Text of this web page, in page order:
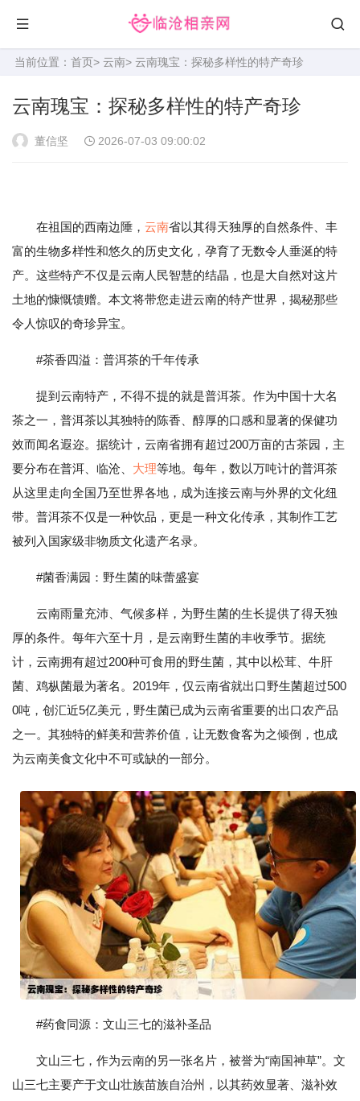
当前位置： 首页> 云南> 云南瑰宝：探秘多样性的特产奇珍
云南瑰宝：探秘多样性的特产奇珍
董信坚 2026-07-03 09:00:02
在祖国的西南边陲， 云南省以其得天独厚的自然条件、丰
富的生物多样性和悠久的历史文化，孕育了无数令人垂涎的特
产。这些特产不仅是云南人民智慧的结晶，也是大自然对这片
土地的慷慨馈赠。本文将带您走进云南的特产世界，揭秘那些
令人惊叹的奇珍异宝。
#茶香四溢：普洱茶的千年传承
提到云南特产，不得不提的就是普洱茶。作为中国十大名
茶之一，普洱茶以其独特的陈香、醇厚的口感和显著的保健功
效而闻名遐迩。据统计，云南省拥有超过200万亩的古茶园，主
要分布在普洱、临沧、 大理等地。每年，数以万吨计的普洱茶
从这里走向全国乃至世界各地，成为连接云南与外界的文化纽
带。普洱茶不仅是一种饮品，更是一种文化传承，其制作工艺
被列入国家级非物质文化遗产名录。
#菌香满园：野生菌的味蕾盛宴
云南雨量充沛、气候多样，为野生菌的生长提供了得天独
厚的条件。每年六至十月，是云南野生菌的丰收季节。据统
计，云南拥有超过200种可食用的野生菌，其中以松茸、牛肝
菌、鸡枞菌最为著名。2019年，仅云南省就出口野生菌超过500
0吨，创汇近5亿美元，野生菌已成为云南省重要的出口农产品
之一。其独特的鲜美和营养价值，让无数食客为之倾倒，也成
为云南美食文化中不可或缺的一部分。
#药食同源：文山三七的滋补圣品
文山三七，作为云南的另一张名片，被誉为“南国神草”。文
山三七主要产于文山壮族苗族自治州，以其药效显著、滋补效